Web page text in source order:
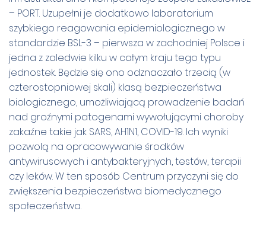
– PORT. Uzupełni je dodatkowo laboratorium
szybkiego reagowania epidemiologicznego w
standardzie BSL-3 – pierwsza w zachodniej Polsce i
jedna z zaledwie kilku w całym kraju tego typu
jednostek. Będzie się ono odznaczało trzecią (w
czterostopniowej skali) klasą bezpieczeństwa
biologicznego, umożliwiającą prowadzenie badań
nad groźnymi patogenami wywołującymi choroby
zakaźne takie jak SARS, AH1N1, COVID-19. Ich wyniki
pozwolą na opracowywanie środków
antywirusowych i antybakteryjnych, testów, terapii
czy leków. W ten sposób Centrum przyczyni się do
zwiększenia bezpieczeństwa biomedycznego
społeczeństwa.